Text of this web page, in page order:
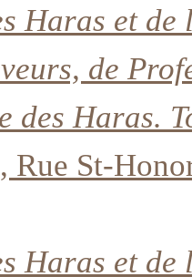
Haras et
de
des Haras.
Rue St-
Haras et